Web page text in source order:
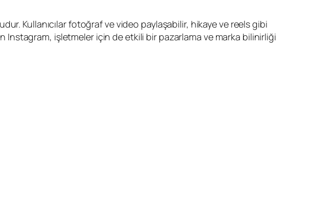
Kullanıcılar fotoğraf ve video paylaşabilir, hikaye ve reels gibi
Instagram, işletmeler için de etkili bir pazarlama ve marka bilinirliği